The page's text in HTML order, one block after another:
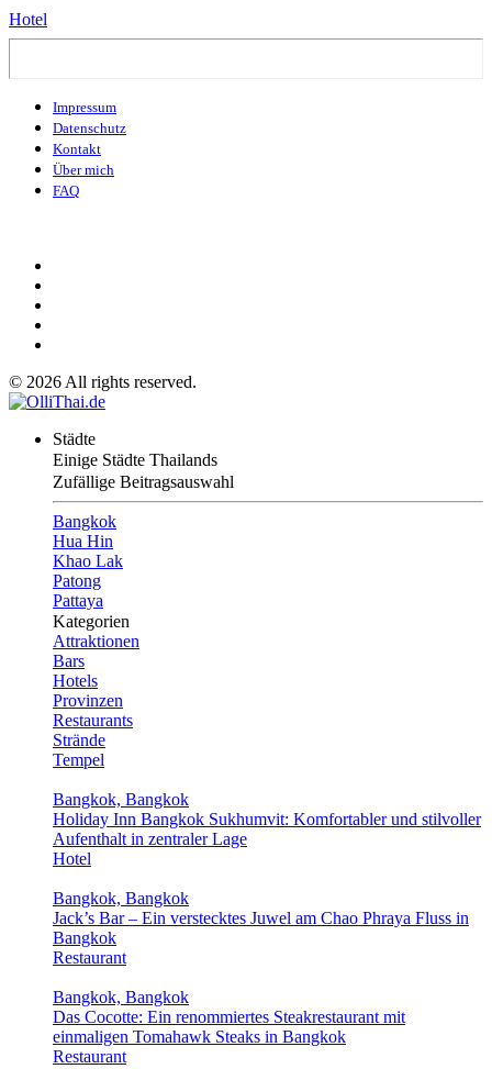
Hotel
Impressum
Datenschutz
Kontakt
Über mich
FAQ
© 2026 All rights reserved.
Städte
Einige Städte Thailands
Zufällige Beitragsauswahl
Bangkok
Hua Hin
Khao Lak
Patong
Pattaya
Kategorien
Attraktionen
Bars
Hotels
Provinzen
Restaurants
Strände
Tempel
Bangkok, Bangkok
Holiday Inn Bangkok Sukhumvit: Komfortabler und stilvoller
Aufenthalt in zentraler Lage
Hotel
Bangkok, Bangkok
Jack’s Bar – Ein verstecktes Juwel am Chao Phraya Fluss in
Bangkok
Restaurant
Bangkok, Bangkok
Das Cocotte: Ein renommiertes Steakrestaurant mit
einmaligen Tomahawk Steaks in Bangkok
Restaurant